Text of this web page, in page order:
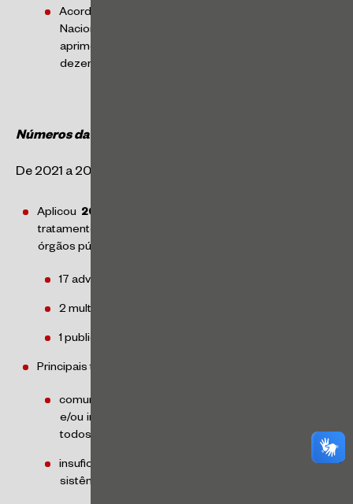
Acordo de Cooperação Técnica com a Agência
Nacional de Saúde Suplementar (ANS) para
aprimorar a proteção de dados na área da saúde –
dezembro/2024
Números da ANPD ao longo dos anos
De 2021 a 2024 a ANPD:
Aplicou 20 sanções administrativas
tratamento (uma empresa do setor privado e seis
órgãos públicos), sendo:
17 advertências, sendo 8 com medida corretiva
2 multas simples
1 publicização da infração com medida corretiva
Principais temas:
comunicação de incidente de segurança incompleta
e/ou intempestiva, ou de forma não individualizada a
todos os titulares afetados
insuficiência ou ausência de medidas de segurança
sistêmica